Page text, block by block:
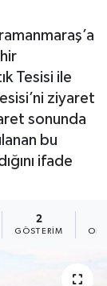
Tesisi ile
ziyaret
sonunda
bu
ifade
2
GÖSTERIM